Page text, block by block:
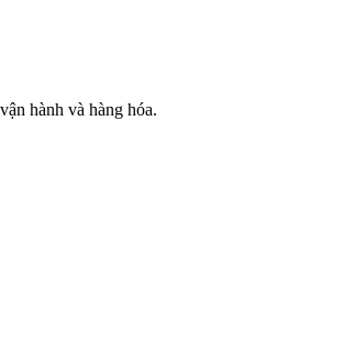
hành và hàng hóa.